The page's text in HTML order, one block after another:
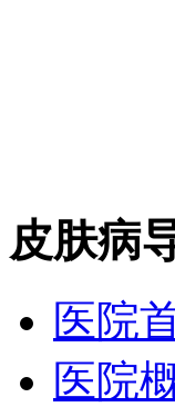
皮肤病
医院
医院